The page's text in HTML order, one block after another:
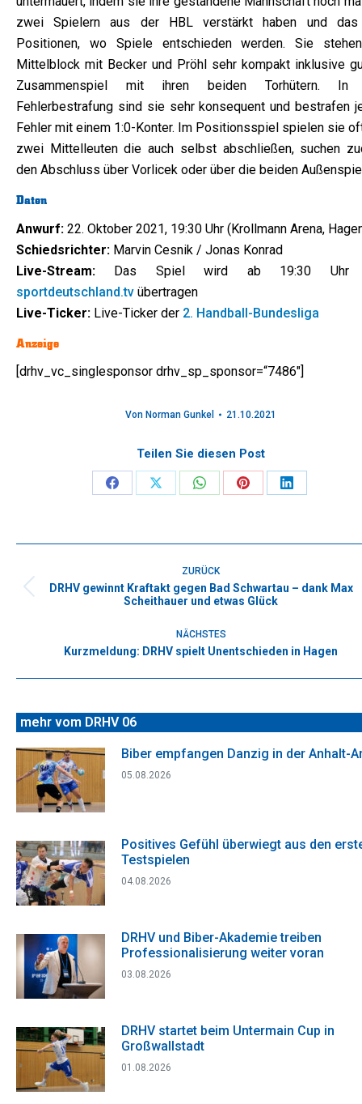
zwei Spielern aus der HBL verstärkt haben und
Positionen, wo Spiele entschieden werden. Sie
Mittelblock mit Becker und Pröhl sehr kompakt inklusive
Zusammenspiel mit ihren beiden Torhütern. In
Fehlerbestrafung sind sie sehr konsequent und bestrafen
Fehler mit einem 1:0-Konter. Im Positionsspiel spielen sie
zwei Mittelleuten die auch selbst abschließen, suchen
den Abschluss über Vorlicek oder über die beiden
Daten
Anwurf: 22. Oktober 2021, 19:30 Uhr (Krollmann Arena,
Schiedsrichter: Marvin Cesnik / Jonas Konrad
Live-Stream: Das Spiel wird ab 19:30 Uhr
sportdeutschland.tv übertragen
Live-Ticker: Live-Ticker der 2. Handball-Bundesliga
Anzeige
[drhv_vc_singlesponsor drhv_sp_sponsor=“7486″]
Von Norman Gunkel 21.10.2021
Teilen Sie diesen Post
Share
Facebook
Share
X
Share
WhatsApp
Share
Pinterest
Share
LinkedIn
ZURÜCK
Vorheriger
DRHV gewinnt Kraftakt gegen Bad Schwartau – dank Max
Scheithauer und etwas Glück
NÄCHSTES
Nächster
Kurzmeldung: DRHV spielt Unentschieden in Hagen
mehr vom DRHV 06
Biber empfangen Danzig in der Anhalt-
05.08.2026
Positives Gefühl überwiegt aus den
Testspielen
04.08.2026
DRHV und Biber-Akademie treiben
Professionalisierung weiter voran
03.08.2026
DRHV startet beim Untermain Cup in
Großwallstadt
01.08.2026